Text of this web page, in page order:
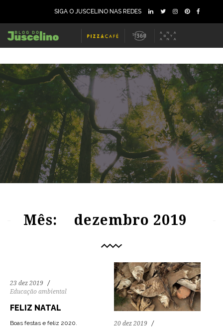
SIGA O JUSCELINO NAS REDES
Mês: dezembro 2019
23 dez 2019
Educação ambiental
FELIZ NATAL
Boas festas e feliz 2020.
20 dez 2019